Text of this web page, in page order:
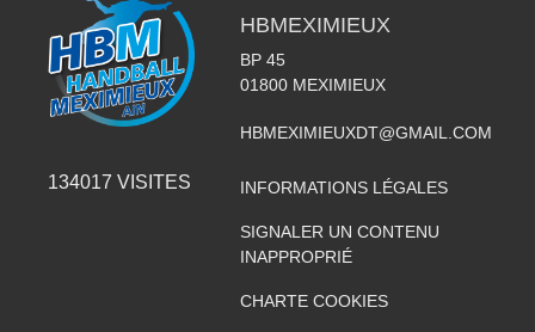
134017 VISITES
HBMEXIMIEUX
BP 45
01800 MEXIMIEUX
HBMEXIMIEUXDT@GMAIL.COM
INFORMATIONS LÉGALES
SIGNALER UN CONTENU
INAPPROPRIÉ
CHARTE COOKIES